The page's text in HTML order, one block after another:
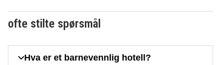
ofte stilte spørsmål
Hva er et barnevennlig hotell?